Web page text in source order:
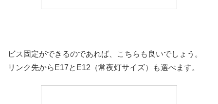
ビス固定ができるのであれば、こちらも良いでしょう。
リンク先からE17とE12（常夜灯サイズ）も選べます。